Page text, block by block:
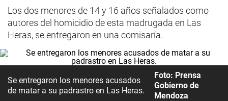
Los dos menores de 14 y 16 años señalados como
autores del homicidio de esta madrugada en Las
Heras, se entregaron en una comisaría.
Se entregaron los menores acusados
de matar a su padrastro en Las Heras.
Foto: Prensa
Gobierno de
Mendoza